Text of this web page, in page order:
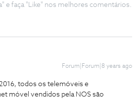
e faça "Like" nos melhores comentários.
Forum|Forum|8 years ago
todos os telemóveis e
móvel vendidos pela NOS são